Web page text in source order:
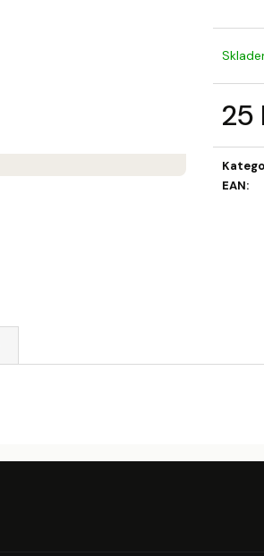
25
EAN: